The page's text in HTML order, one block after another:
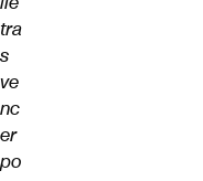
tra
s
ve
nc
er
po